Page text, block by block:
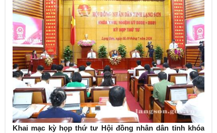
Khai mạc kỳ họp thứ tư Hội đồng nhân dân tỉnh khóa